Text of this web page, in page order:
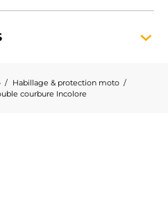
Habillage & protection moto
courbure Incolore